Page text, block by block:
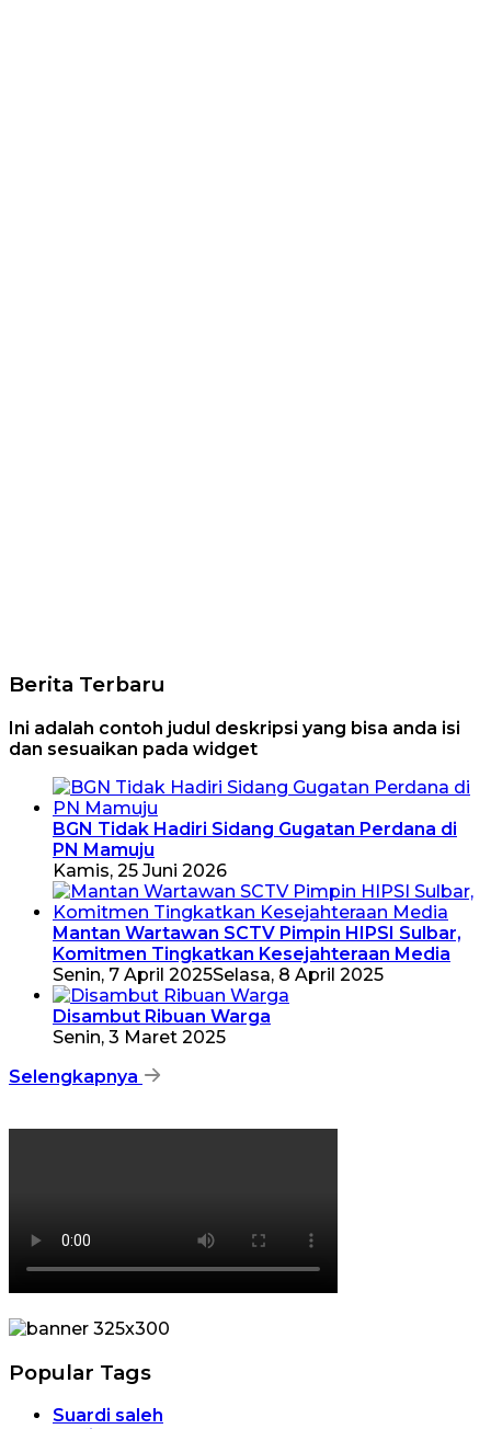
Berita Terbaru
Ini adalah contoh judul deskripsi yang bisa anda isi
dan sesuaikan pada widget
BGN Tidak Hadiri Sidang Gugatan Perdana di
PN Mamuju
Kamis, 25 Juni 2026
Mantan Wartawan SCTV Pimpin HIPSI Sulbar,
Komitmen Tingkatkan Kesejahteraan Media
Senin, 7 April 2025Selasa, 8 April 2025
Disambut Ribuan Warga
Senin, 3 Maret 2025
Selengkapnya
Popular Tags
Suardi saleh